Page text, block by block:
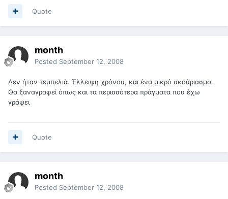
Quote
month
Posted September 12, 2008
Δεν ήταν τεμπελιά. Έλλειψη χρόνου, και ένα μικρό σκούριασμα.
Θα ξαναγραφεί όπως και τα περισσότερα πράγματα που έχω
γράψει
Quote
month
Posted September 12, 2008